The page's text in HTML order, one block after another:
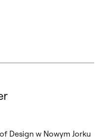
Design w Nowym Jorku